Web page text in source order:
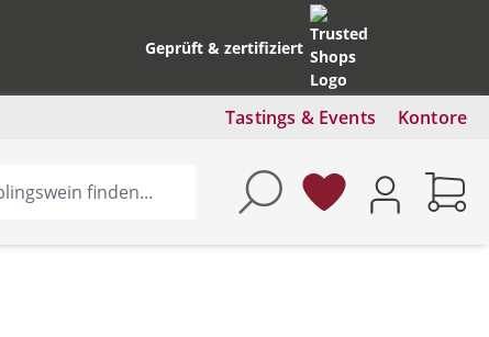
Geprüft & zertifiziert
Tastings & Events Kontore